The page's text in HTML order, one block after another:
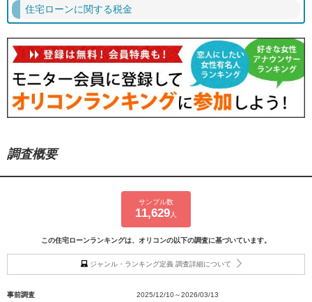
住宅ローンに関する税金
調査概要
サンプル数
11,629 人
この住宅ローンランキングは、オリコンの以下の調査に基づいています。
ジャンル・ランキング定義 調査詳細について
事前調査
2025/12/10～2026/03/13